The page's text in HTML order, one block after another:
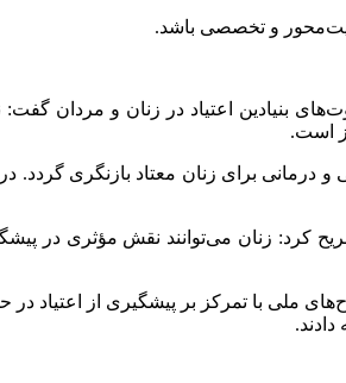
و تخصصی باشد.
بنیادین اعتیاد در زنان و مردان
است.
برای زنان معتاد بازنگری گردد. در
کرد: زنان می‌توانند نقش مؤثری در
ملی با تمرکز بر پیشگیری از اعتیاد در